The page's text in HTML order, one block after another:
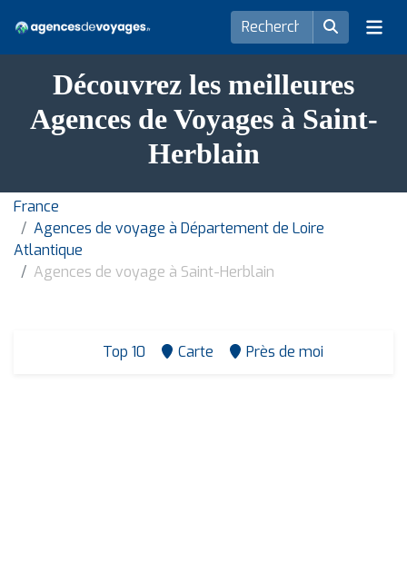
Découvrez les meilleures
Agences de Voyages à Saint-
Herblain
France
Agences de voyage à Département de Loire
Atlantique
Agences de voyage à Saint-Herblain
Top 10 Carte Près de moi